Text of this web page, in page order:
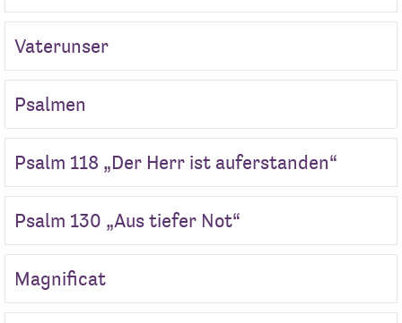
Vaterunser
Psalmen
Psalm 118 „Der Herr ist auferstanden“
Psalm 130 „Aus tiefer Not“
Magnificat